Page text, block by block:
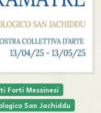
Forti Messinesi
San Jachiddu